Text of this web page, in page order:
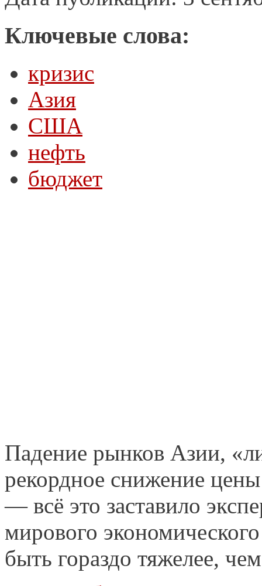
Ключевые слова:
кризис
Азия
США
нефть
бюджет
Падение рынков Азии,
рекордное снижение
— всё это заставило
мирового
быть гораздо тяжелее,